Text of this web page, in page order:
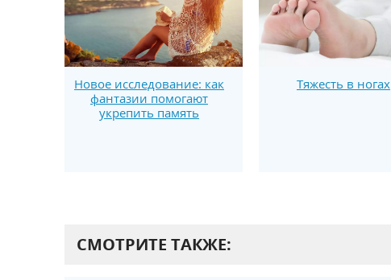
Новое исследование: как
фантазии помогают
укрепить память
Тяжесть в ногах
СМОТРИТЕ ТАКЖЕ: